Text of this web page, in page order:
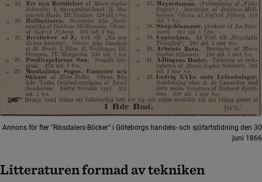
Annons för fler "Riksdalers-Böcker" i Göteborgs handels- och sjöfartstidning den 30
juni 1866
Litteraturen formad av tekniken